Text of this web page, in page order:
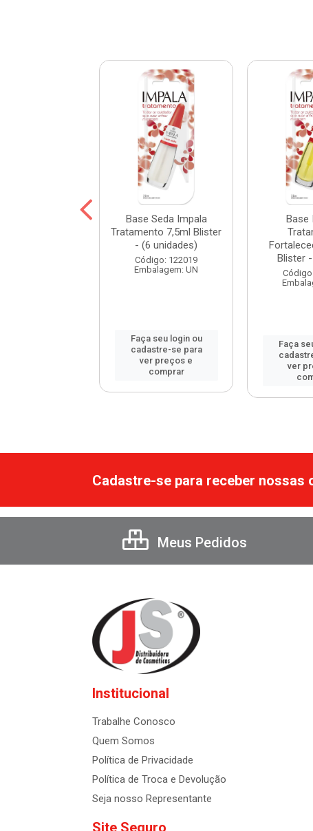
Base Seda Impala
Tratamento 7,5ml Blister
- (6 unidades)
Código: 122019
Embalagem: UN
Faça seu login ou
cadastre-se para
ver preços e
comprar
Base
Blister -
Faça
ver
Cadastre-se para receber nossas
Meus Pedidos
Institucional
Trabalhe Conosco
Quem Somos
Política de Privacidade
Política de Troca e Devolução
Seja nosso Representante